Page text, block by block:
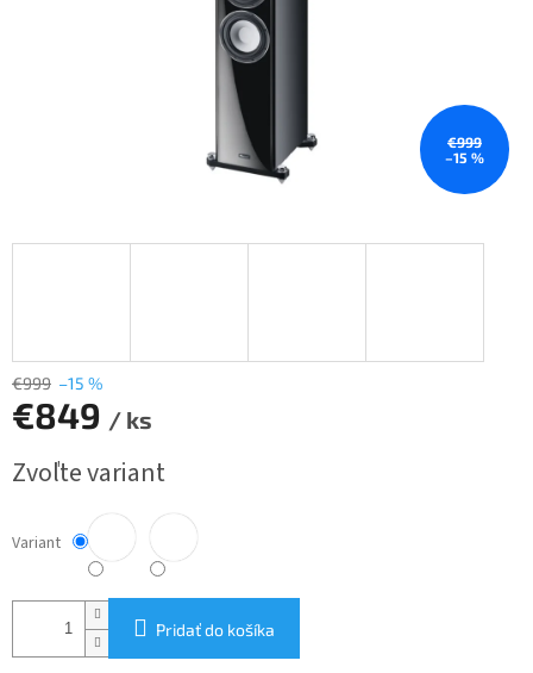
€999
–15 %
€999 –15 %
€849 / ks
cena:
Zvoľte variant
Variant
Pridať do košíka